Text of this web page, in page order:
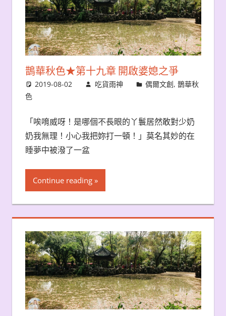
鵲華秋色★第十九章 開啟婆媳之爭
2019-08-02 吃貨雨神 偶爾文創,鵲華秋
色
「唉唷威呀！是哪個不長眼的丫鬟居然敢對少奶
奶我無理！小心我把妳打一頓！」莫名其妙的在
睡夢中被潑了一盆
Continue reading